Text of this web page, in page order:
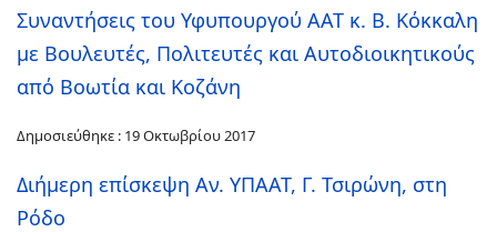
Συναντήσεις του Υφυπουργού ΑΑΤ κ. Β. Κόκκαλη
με Βουλευτές, Πολιτευτές και Αυτοδιοικητικούς
από Βοωτία και Κοζάνη
Δημοσιεύθηκε : 19 Οκτωβρίου 2017
Διήμερη επίσκεψη Αν. ΥΠΑΑΤ, Γ. Τσιρώνη, στη
Ρόδο